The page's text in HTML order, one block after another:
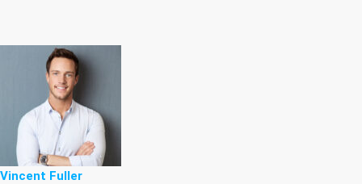
Vincent Fuller